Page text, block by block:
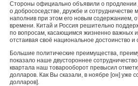
Стороны официально объявили о продлении
о добрососедстве, дружбе и
наполнив при этом его новым содержанием,
времени. Китай и Россия решительно
по вопросам, касающимся жизненно важных
отстаивая своё национальное достоинство
Большие политические преимущества,
показало наше двустороннее
квартала наш товарооборот превысил
долларов. Как Вы сказали, в ноябре [он] уже
долларов].